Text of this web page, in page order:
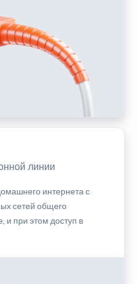
линии
интернета с
сетей общего
и при этом доступ в